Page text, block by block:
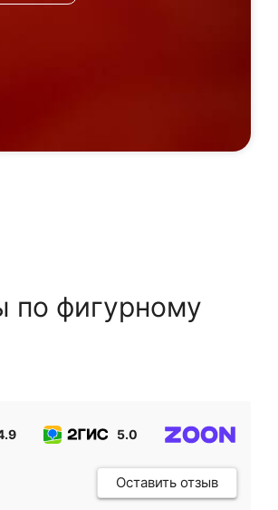
по фигурному
5.0
Оставить отзыв